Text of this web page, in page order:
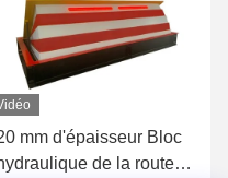
K12 Système mobile
barrière de coin de